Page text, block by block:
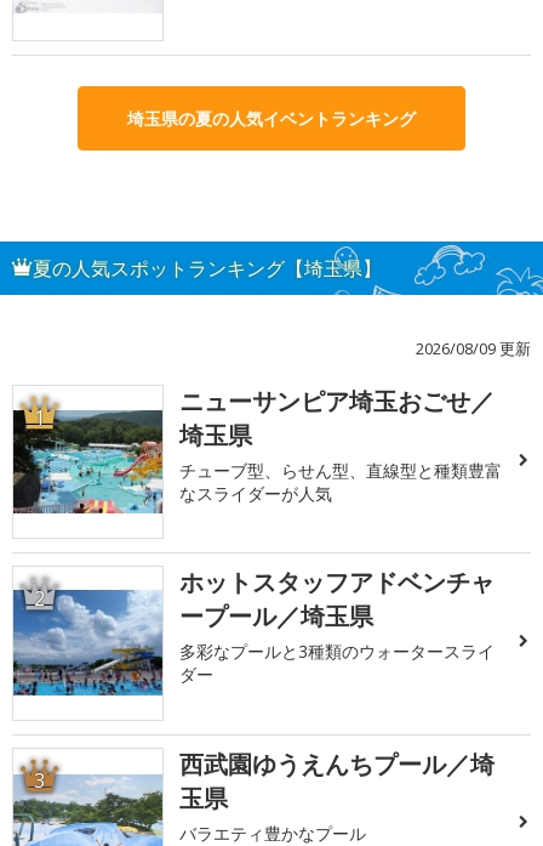
埼玉県の夏の人気イベントランキング
夏の人気スポットランキング【埼玉県】
2026/08/09 更新
1
ニューサンピア埼玉おごせ／
埼玉県
チューブ型、らせん型、直線型と種類豊富
なスライダーが人気
2
ホットスタッフアドベンチャ
ープール／埼玉県
多彩なプールと3種類のウォータースライ
ダー
3
西武園ゆうえんちプール／埼
玉県
バラエティ豊かなプール